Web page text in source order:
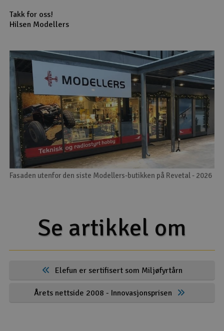
Takk for oss!
Hilsen Modellers
Fasaden utenfor den siste Modellers-butikken på Revetal - 2026
Se artikkel om
Elefun er sertifisert som Miljøfyrtårn
Årets nettside 2008 - Innovasjonsprisen